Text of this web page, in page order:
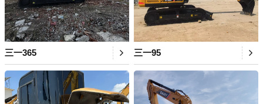
三一365 三一95